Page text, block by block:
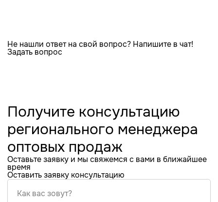
Не нашли ответ на свой вопрос? Напишите в чат!
Задать вопрос
Получите консультацию
регионального менеджера
оптовых продаж
Оставьте заявку и мы свяжемся с вами в ближайшее
время
Оставить заявку консультацию
Как вас зовут?